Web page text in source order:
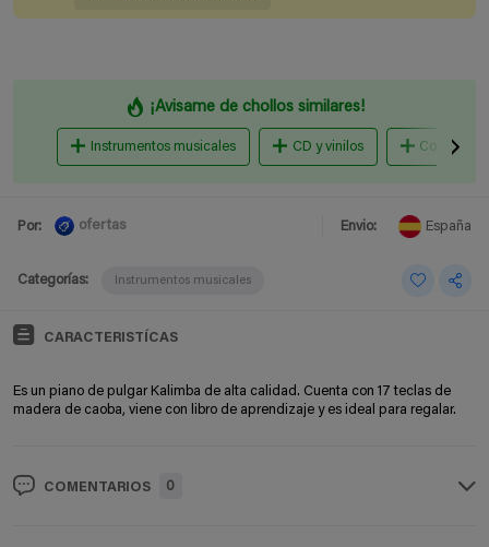
¡Avisame de chollos similares!
Instrumentos musicales CD y vinilos Conciertos
Por: ofertas Envio: España
Categorías: Instrumentos musicales
CARACTERISTÍCAS
Es un piano de pulgar Kalimba de alta calidad. Cuenta con 17 teclas de
madera de caoba, viene con libro de aprendizaje y es ideal para regalar.
COMENTARIOS 0